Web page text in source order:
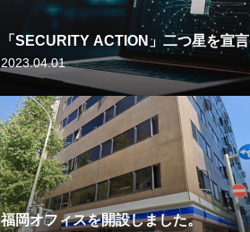
「SECURITY ACTION」二つ星を宣言
2023.04.01
福岡オフィスを開設しました。